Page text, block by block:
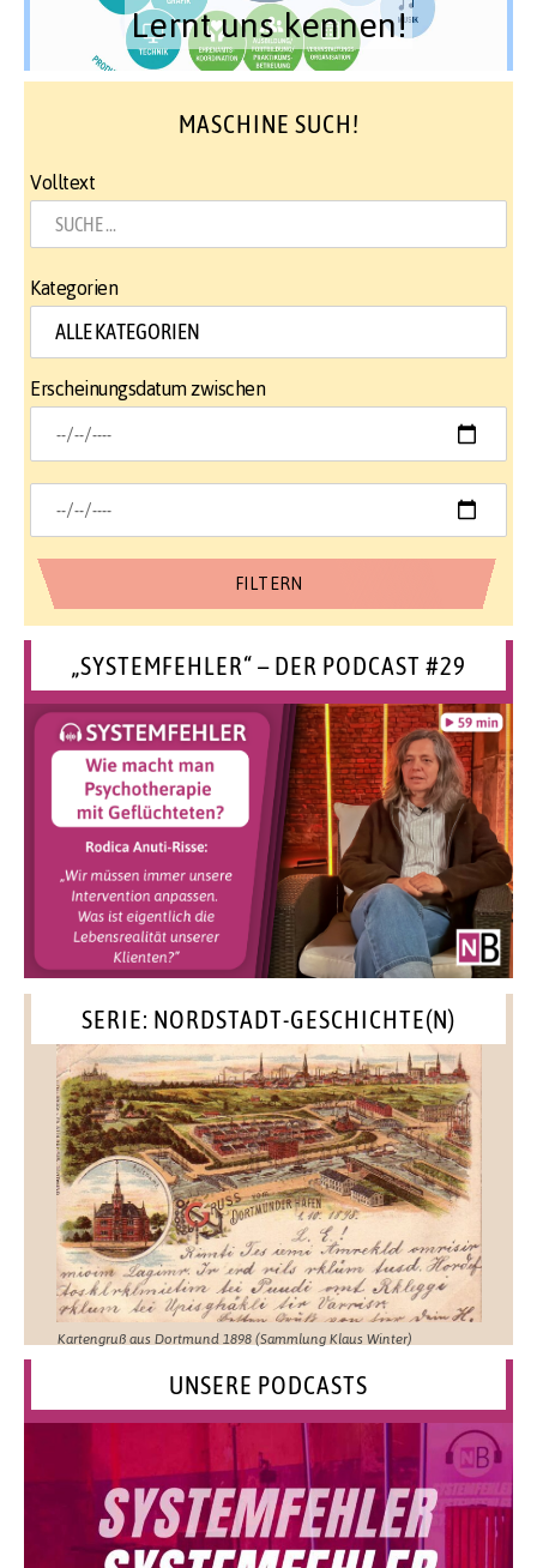
Lernt uns kennen!
MASCHINE SUCH!
Volltext
Kategorien
Erscheinungsdatum zwischen
„SYSTEMFEHLER“ – DER PODCAST #29
SERIE: NORDSTADT-GESCHICHTE(N)
Kartengruß aus Dortmund 1898 (Sammlung Klaus Winter)
UNSERE PODCASTS